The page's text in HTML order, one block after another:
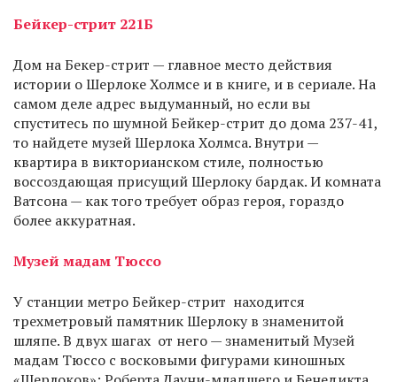
Бейкер-стрит 221Б
Дом на Бекер-стрит — главное место действия
истории о Шерлоке Холмсе и в книге, и в сериале. На
самом деле адрес выдуманный, но если вы
спуститесь по шумной Бейкер-стрит до дома 237-41,
то найдете музей Шерлока Холмса. Внутри —
квартира в викторианском стиле, полностью
воссоздающая присущий Шерлоку бардак. И комната
Ватсона — как того требует образ героя, гораздо
более аккуратная.
Музей мадам Тюссо
У станции метро Бейкер-стрит находится
трехметровый памятник Шерлоку в знаменитой
шляпе. В двух шагах от него — знаменитый Музей
мадам Тюссо с восковыми фигурами киношных